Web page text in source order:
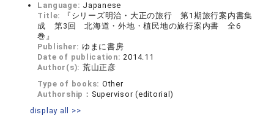
Language: Japanese
Title:
『シリーズ明治・大正の旅行 第1期旅行案内書集
成 第3回 北海道・外地・植民地の旅行案内書 全6
巻』
Publisher: ゆまに書房
Date of publication:2014.11
Author(s): 荒山正彦
Type of books: Other
Authorship： Supervisor (editorial)
display all >>